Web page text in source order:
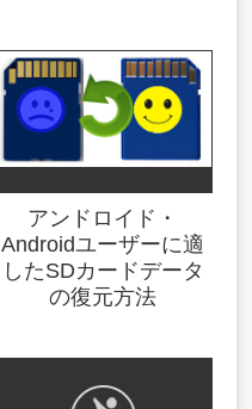
アンドロイド・
Androidユーザーに適
したSDカードデータ
の復元方法